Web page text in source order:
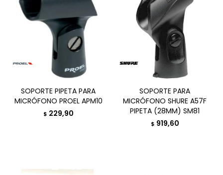
SOPORTE PIPETA PARA
MICRÓFONO PROEL APM10
$ 229,90
SOPORTE PARA
MICRÓFONO SHURE A57F
PIPETA (28MM) SM81
$ 919,60